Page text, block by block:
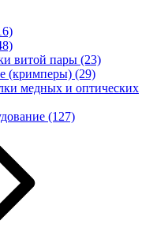
витой пары (23)
(кримперы) (29)
медных и оптических
(127)